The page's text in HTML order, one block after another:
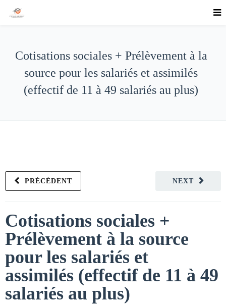
Cotisations sociales + Prélèvement à la
source pour les salariés et assimilés
(effectif de 11 à 49 salariés au plus)
NEXT
PRÉCÉDENT
Cotisations sociales +
Prélèvement à la source
pour les salariés et
assimilés (effectif de 11 à 49
salariés au plus)